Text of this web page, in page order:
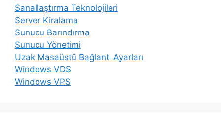
Sanallaştırma Teknolojileri
Server Kiralama
Sunucu Barındırma
Sunucu Yönetimi
Uzak Masaüstü Bağlantı Ayarları
Windows VDS
Windows VPS